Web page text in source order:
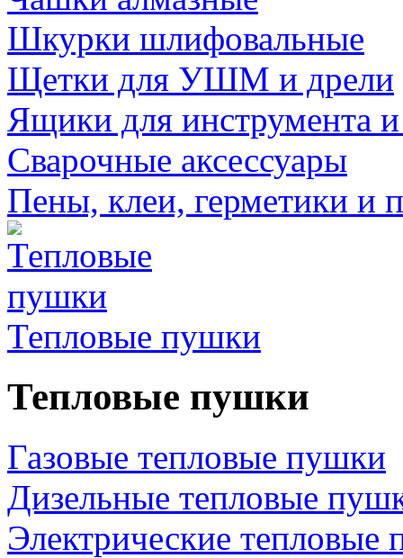
Шкурки шлифовальные
Щетки для УШМ и дрели
Ящики для инструмента
Сварочные аксессуары
Пены, клеи, герметики и
Тепловые пушки
Тепловые пушки
Газовые тепловые пушки
Дизельные тепловые
Электрические тепловые